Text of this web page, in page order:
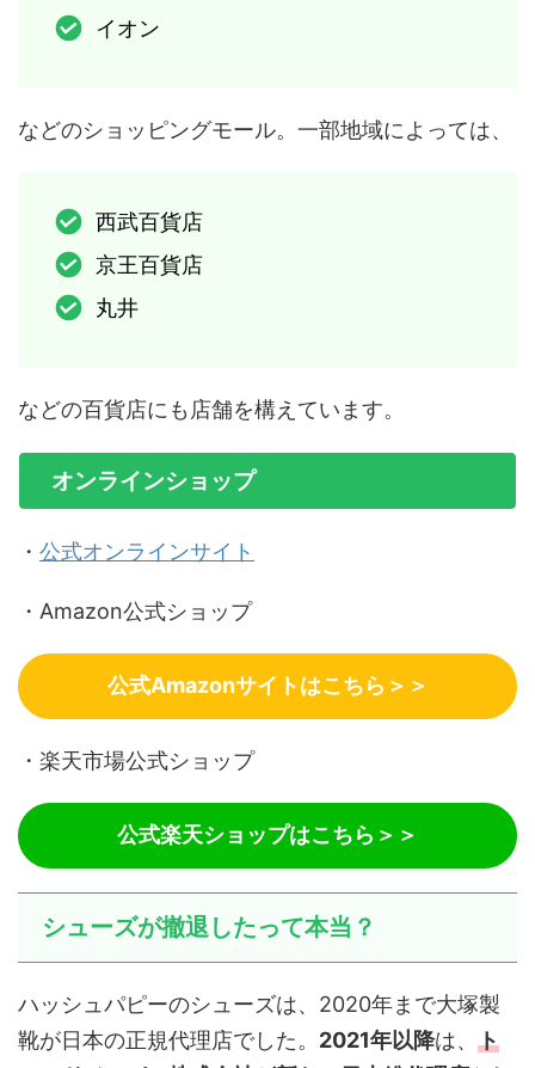
イオン
などのショッピングモール。一部地域によっては、
西武百貨店
京王百貨店
丸井
などの百貨店にも店舗を構えています。
オンラインショップ
・ 公式オンラインサイト
・Amazon公式ショップ
公式Amazonサイトはこちら＞＞
・楽天市場公式ショップ
公式楽天ショップはこちら＞＞
シューズが撤退したって本当？
ハッシュパピーのシューズは、2020年まで大塚製
靴が日本の正規代理店でした。 2021年以降は、 ト